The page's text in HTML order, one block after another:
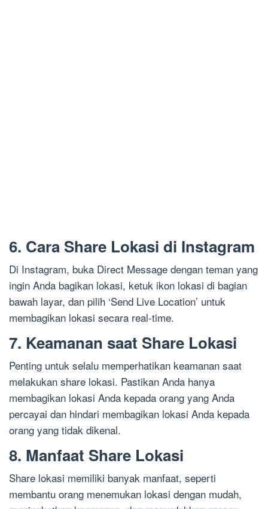
6. Cara Share Lokasi di Instagram
Di Instagram, buka Direct Message dengan teman yang
ingin Anda bagikan lokasi, ketuk ikon lokasi di bagian
bawah layar, dan pilih ‘Send Live Location’ untuk
membagikan lokasi secara real-time.
7. Keamanan saat Share Lokasi
Penting untuk selalu memperhatikan keamanan saat
melakukan share lokasi. Pastikan Anda hanya
membagikan lokasi Anda kepada orang yang Anda
percayai dan hindari membagikan lokasi Anda kepada
orang yang tidak dikenal.
8. Manfaat Share Lokasi
Share lokasi memiliki banyak manfaat, seperti
membantu orang menemukan lokasi dengan mudah,